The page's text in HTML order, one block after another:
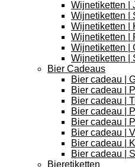
Wijnetiketten |
Wijnetiketten |
Wijnetiketten |
Wijnetiketten |
Wijnetiketten |
Wijnetiketten |
Bier Cadeaus
Bier cadeau |
Bier cadeau |
Bier cadeau |
Bier cadeau |
Bier cadeau |
Bier cadeau |
Bier cadeau |
Bier cadeau |
Bieretiketten